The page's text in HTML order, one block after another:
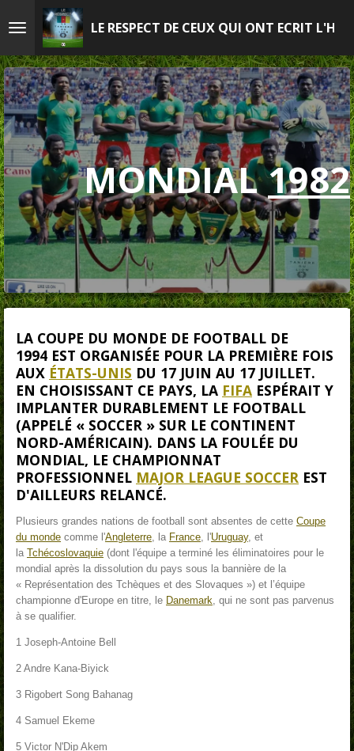
au
contenu
principal
LE RESPECT DE CEUX QUI ONT ECRIT
MONDIAL1982
LA COUPE DU MONDE DE FOOTBALL DE
1994 EST ORGANISÉE POUR LA PREMIÈRE FOIS
AUX ÉTATS-UNIS DU 17 JUIN AU 17 JUILLET.
EN CHOISISSANT CE PAYS, LA FIFA ESPÉRAIT Y
IMPLANTER DURABLEMENT LE FOOTBALL
(APPELÉ « SOCCER » SUR LE CONTINENT
NORD-AMÉRICAIN). DANS LA FOULÉE DU
MONDIAL, LE CHAMPIONNAT
PROFESSIONNEL MAJOR LEAGUE SOCCER EST
D'AILLEURS RELANCÉ.
Plusieurs grandes nations de football sont absentes de cette Coupe
du monde comme l'Angleterre , la France , l'Uruguay, et
la Tchécoslovaquie (dont l'équipe a terminé les éliminatoires pour le
mondial après la dissolution du pays sous la bannière de la
« Représentation des Tchèques et des Slovaques ») et l’équipe
championne d'Europe en titre, le Danemark , qui ne sont pas parvenus
à se qualifier.
1 Joseph-Antoine Bell
2 Andre Kana-Biyick
3 Rigobert Song Bahanag
4 Samuel Ekeme
5 Victor N'Dip Akem